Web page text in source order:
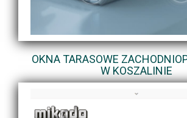
OKNA TARASOWE
W KOSZALINIE